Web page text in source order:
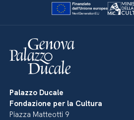
Palazzo Ducale
Fondazione per la Cultura
Piazza Matteotti 9